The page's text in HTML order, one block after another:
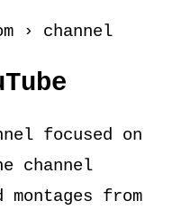
› channel
focused on
channel
from